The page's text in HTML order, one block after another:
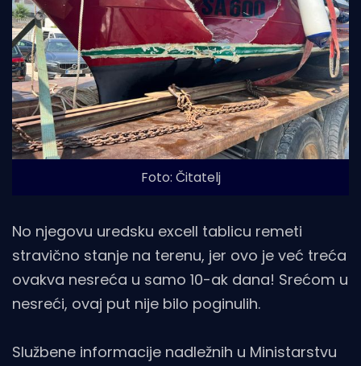
Foto: Čitatelj
No njegovu uredsku excell tablicu remeti
stravično stanje na terenu, jer ovo je već treća
ovakva nesreća u samo 10-ak dana! Srećom u
nesreći, ovaj put nije bilo poginulih.
Službene informacije nadležnih u Ministarstvu